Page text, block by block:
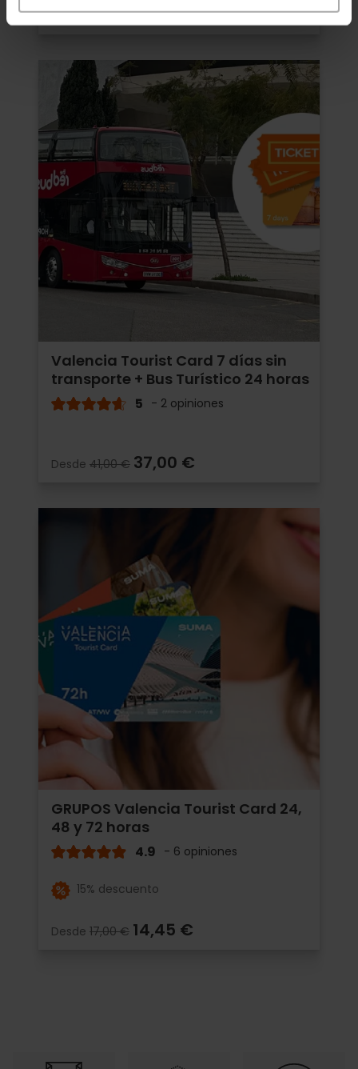
Desde73,05 € 65,75 €
Valencia Tourist Card 7 días sin
transporte + Bus Turístico 24 horas
5 - 2 opiniones
Desde 41,00 € 37,00 €
GRUPOS Valencia Tourist Card 24,
48 y 72 horas
4.9 - 6 opiniones
15% descuento
Desde 17,00 € 14,45 €